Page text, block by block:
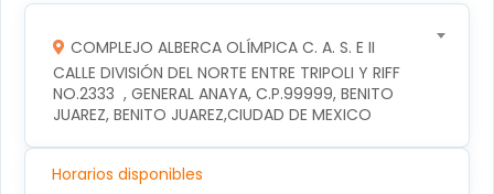
COMPLEJO ALBERCA OLÍMPICA C. A. S. E II
CALLE DIVISIÓN DEL NORTE ENTRE TRIPOLI Y RIFF
NO.2333  , GENERAL ANAYA, C.P.99999, BENITO
JUAREZ, BENITO JUAREZ,CIUDAD DE MEXICO
Horarios disponibles